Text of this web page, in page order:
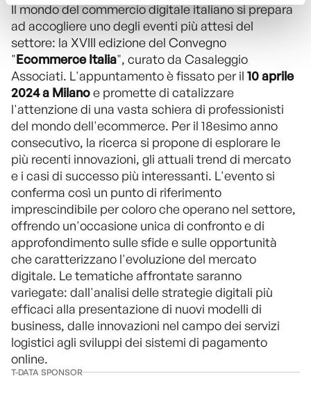
Il mondo del commercio digitale italiano si prepara
ad accogliere uno degli eventi più attesi del
settore: la XVIII edizione del Convegno
"Ecommerce Italia", curato da Casaleggio
Associati. L'appuntamento è fissato per il 10 aprile
2024 a Milanoe promette di catalizzare
l'attenzione di una vasta schiera di professionisti
del mondo dell'ecommerce. Per il 18esimo anno
consecutivo, la ricerca si propone di esplorare le
più recenti innovazioni, gli attuali trend di mercato
e i casi di successo più interessanti. L'evento si
conferma così un punto di riferimento
imprescindibile per coloro che operano nel settore,
offrendo un'occasione unica di confronto e di
approfondimento sulle sfide e sulle opportunità
che caratterizzano l'evoluzione del mercato
digitale. Le tematiche affrontate saranno
variegate: dall'analisi delle strategie digitali più
efficaci alla presentazione di nuovi modelli di
business, dalle innovazioni nel campo dei servizi
logistici agli sviluppi dei sistemi di pagamento
online.
T-DATA SPONSOR